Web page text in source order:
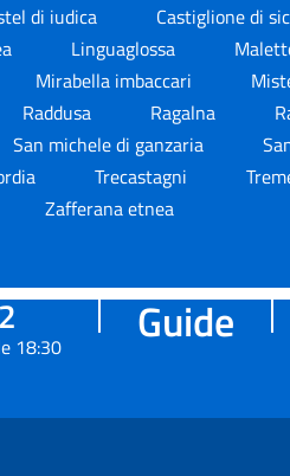
di iudica Castiglione di
Linguaglossa
Mirabella imbaccari
Raddusa Ragalna
San michele di ganzaria
Trecastagni
Zafferana etnea
18:30 Guide